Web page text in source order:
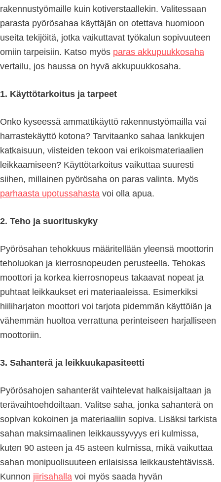
rakennustyömaille kuin kotiverstaallekin. Valitessaan
parasta pyörösahaa käyttäjän on otettava huomioon
useita tekijöitä, jotka vaikuttavat työkalun sopivuuteen
omiin tarpeisiin. Katso myös paras akkupuukkosaha
vertailu, jos haussa on hyvä akkupuukkosaha.
1. Käyttötarkoitus ja tarpeet
Onko kyseessä ammattikäyttö rakennustyömailla vai
harrastekäyttö kotona? Tarvitaanko sahaa lankkujen
katkaisuun, viisteiden tekoon vai erikoismateriaalien
leikkaamiseen? Käyttötarkoitus vaikuttaa suuresti
siihen, millainen pyörösaha on paras valinta. Myös
parhaasta upotussahasta voi olla apua.
2. Teho ja suorituskyky
Pyörösahan tehokkuus määritellään yleensä moottorin
teholuokan ja kierrosnopeuden perusteella. Tehokas
moottori ja korkea kierrosnopeus takaavat nopeat ja
puhtaat leikkaukset eri materiaaleissa. Esimerkiksi
hiiliharjaton moottori voi tarjota pidemmän käyttöiän ja
vähemmän huoltoa verrattuna perinteiseen harjalliseen
moottoriin.
3. Sahanterä ja leikkuukapasiteetti
Pyörösahojen sahanterät vaihtelevat halkaisijaltaan ja
terävaihtoehdoiltaan. Valitse saha, jonka sahanterä on
sopivan kokoinen ja materiaaliin sopiva. Lisäksi tarkista
sahan maksimaalinen leikkaussyvyys eri kulmissa,
kuten 90 asteen ja 45 asteen kulmissa, mikä vaikuttaa
sahan monipuolisuuteen erilaisissa leikkaustehtävissä.
Kunnon jiirisahalla voi myös saada hyvän